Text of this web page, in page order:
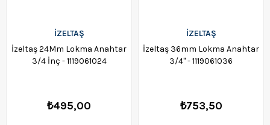
İZELTAŞ
İzeltaş 24Mm Lokma Anahtar
3/4 İnç - 1119061024
₺495,00
İZELTAŞ
İzeltaş 36mm Lokma Anahtar
3/4" - 1119061036
₺753,50